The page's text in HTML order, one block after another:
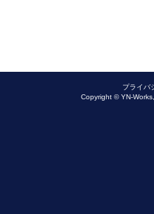
プライバ
Copyright © YN-